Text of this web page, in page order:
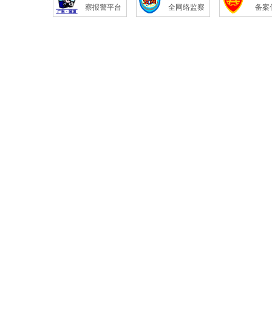
察报警平台
全网络监察
备案